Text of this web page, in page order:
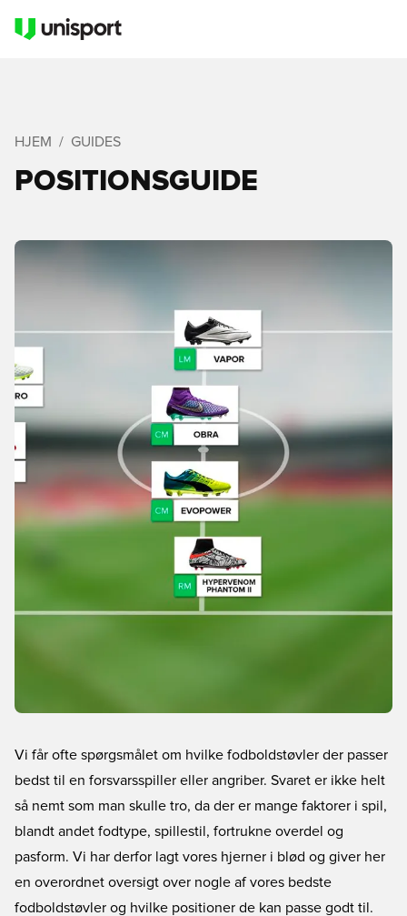
HJEM GUIDES
POSITIONSGUIDE
Vi får ofte spørgsmålet om hvilke fodboldstøvler der passer
bedst til en forsvarsspiller eller angriber. Svaret er ikke helt
så nemt som man skulle tro, da der er mange faktorer i spil,
blandt andet fodtype, spillestil, fortrukne overdel og
pasform. Vi har derfor lagt vores hjerner i blød og giver her
en overordnet oversigt over nogle af vores bedste
fodboldstøvler og hvilke positioner de kan passe godt til.